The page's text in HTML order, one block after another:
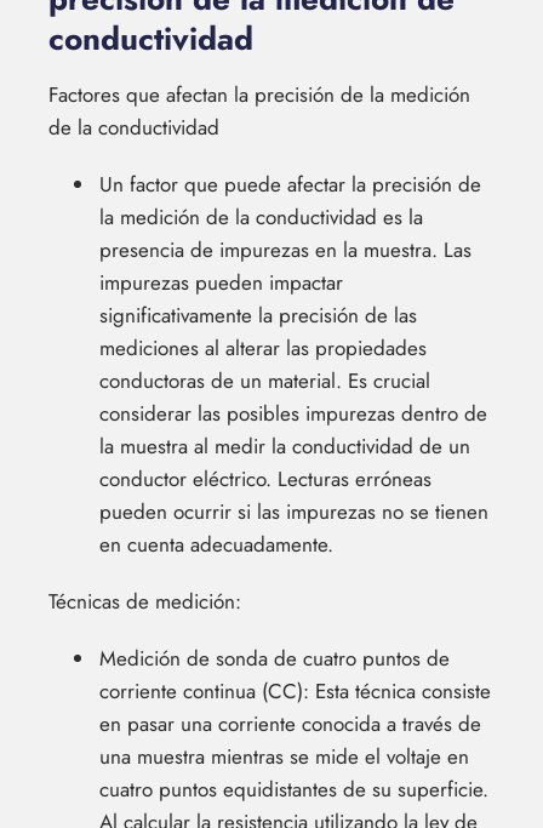
conductividad
Factores que afectan la precisión de la medición
de la conductividad
Un factor que puede afectar la precisión de
la medición de la conductividad es la
presencia de impurezas en la muestra. Las
impurezas pueden impactar
significativamente la precisión de las
mediciones al alterar las propiedades
conductoras de un material. Es crucial
considerar las posibles impurezas dentro de
la muestra al medir la conductividad de un
conductor eléctrico. Lecturas erróneas
pueden ocurrir si las impurezas no se tienen
en cuenta adecuadamente.
Técnicas de medición:
Medición de sonda de cuatro puntos de
corriente continua (CC): Esta técnica consiste
en pasar una corriente conocida a través de
una muestra mientras se mide el voltaje en
cuatro puntos equidistantes de su superficie.
Al calcular la resistencia utilizando la ley de